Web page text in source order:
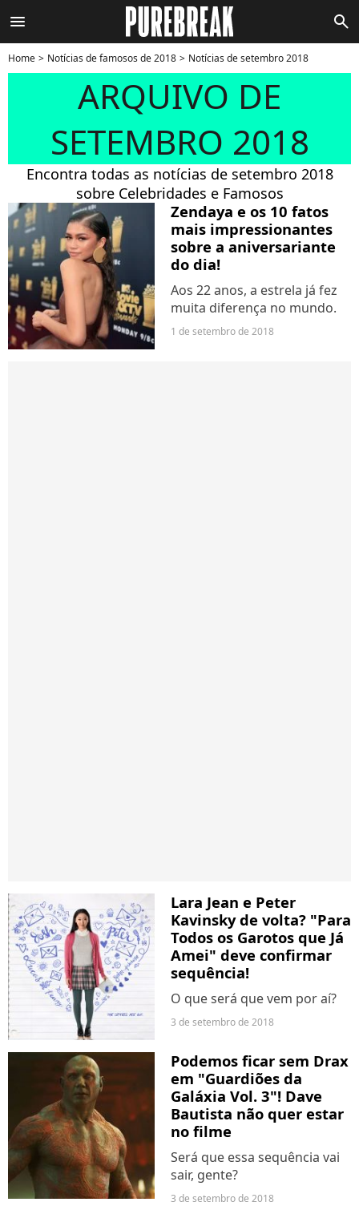
menu search
Home Notícias de famosos de 2018 Notícias de setembro 2018
ARQUIVO DE
SETEMBRO 2018
Encontra todas as notícias de setembro 2018
sobre Celebridades e Famosos
Zendaya e os 10 fatos
mais impressionantes
sobre a aniversariante
do dia!
Aos 22 anos, a estrela já fez
muita diferença no mundo.
1 de setembro de 2018
Lara Jean e Peter
Kavinsky de volta? "Para
Todos os Garotos que Já
Amei" deve confirmar
sequência!
O que será que vem por aí?
3 de setembro de 2018
Podemos ficar sem Drax
em "Guardiões da
Galáxia Vol. 3"! Dave
Bautista não quer estar
no filme
Será que essa sequência vai
sair, gente?
3 de setembro de 2018